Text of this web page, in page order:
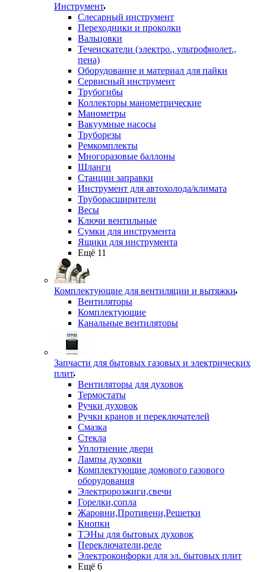
Инструмент
Слесарный инструмент
Переходники и проколки
Вальцовки
Течеискатели (электро., ультрофиолет.,
пена)
Оборудование и материал для пайки
Сервисный инструмент
Трубогибы
Коллекторы манометрические
Манометры
Вакуумные насосы
Труборезы
Ремкомплекты
Многоразовые баллоны
Шланги
Станции заправки
Инструмент для автохолода/климата
Труборасширители
Весы
Ключи вентильные
Сумки для инструмента
Ящики для инструмента
Ещё 11
Комплектующие для вентиляции и вытяжки
Вентиляторы
Комплектующие
Канальные вентиляторы
Запчасти для бытовых газовых и электрических
плит
Вентиляторы для духовок
Термостаты
Ручки духовок
Ручки кранов и переключателей
Смазка
Стекла
Уплотнение двери
Лампы духовки
Комплектующие домового газового
оборудования
Электророзжиги,свечи
Горелки,сопла
Жаровни,Противени,Решетки
Кнопки
ТЭНы для бытовых духовок
Переключатели,реле
Электроконфорки для эл. бытовых плит
Ещё 6